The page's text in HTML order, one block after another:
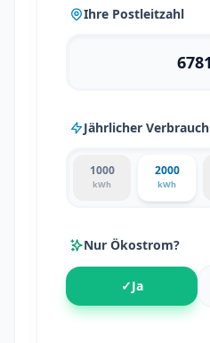
Ihre Postleitzahl
Jährlicher Verbrauch
1000
kWh
2000
kWh
Nur Ökostrom?
✓Ja